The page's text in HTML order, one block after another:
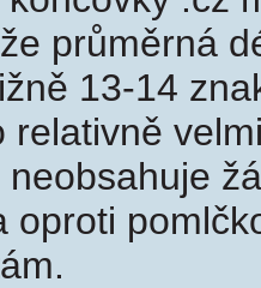
průměrná
13-14
relativně
neobsahuje
oproti